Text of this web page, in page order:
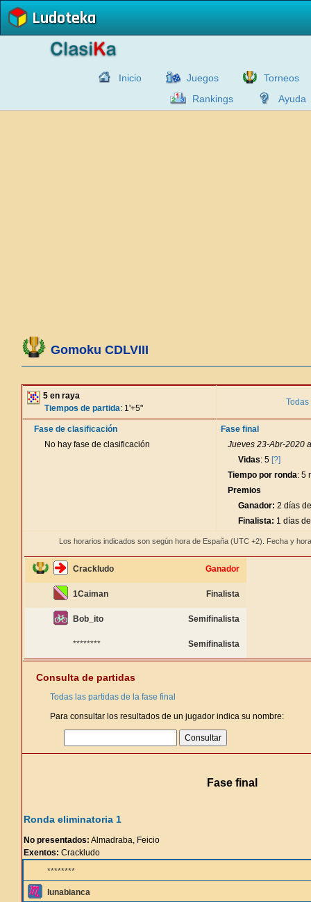
Ludoteka
Inicio Juegos
Torneos
Rankings
Ayuda
Gomoku CDLVIII
5 en raya
Tiempos de partida: 1'+5"
Fase de clasificación
No hay fase de clasificación
Fase final
Jueves 23-Abr-2020
Vidas: 5 [?]
Tiempo por ronda: 5
Premios
Ganador: 2 días
Finalista: 1 días
Los horarios indicados son según hora de España (UTC +2). Fecha y
Crackludo Ganador
1Caiman Finalista
Bob_ito Semifinalista
******** Semifinalista
Consulta de partidas
Todas las partidas de la fase final
Para consultar los resultados de un jugador indica su nombre:
Fase final
Ronda eliminatoria 1
No presentados: Almadraba, Feicio
Exentos: Crackludo
********
lunabianca